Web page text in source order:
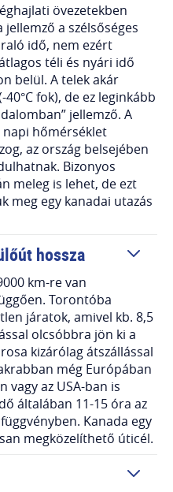
övezetekben
jellemző a szélsőséges
idő, nem ezért
téli és nyári idő
belül. A telek akár
fok), de ez leginkább
jellemző. A
hőmérséklet
az ország belsejében
Bizonyos
meleg is lehet, de ezt
meg egy kanadai utazás
hossza
km-re van
Torontóba
járatok, amivel kb. 8,5
olcsóbbra jön ki a
kizárólag átszállással
még Európában
az USA-ban is
általában 11-15 óra az
Kanada egy
megközelíthető úticél.